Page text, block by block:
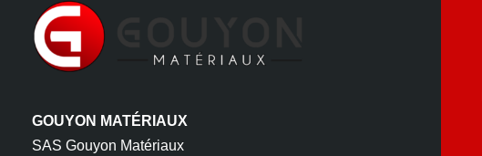
GOUYON MATÉRIAUX
SAS Gouyon Matériaux